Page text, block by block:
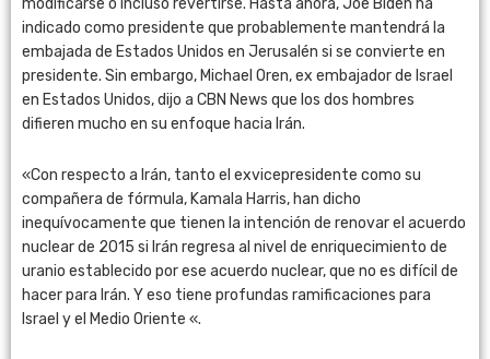
indicado como presidente que probablemente mantendrá la
embajada de Estados Unidos en Jerusalén si se convierte en
presidente. Sin embargo, Michael Oren, ex embajador de Israel
en Estados Unidos, dijo a CBN News que los dos hombres
difieren mucho en su enfoque hacia Irán.
«Con respecto a Irán, tanto el exvicepresidente como su
compañera de fórmula, Kamala Harris, han dicho
inequívocamente que tienen la intención de renovar el acuerdo
nuclear de 2015 si Irán regresa al nivel de enriquecimiento de
uranio establecido por ese acuerdo nuclear, que no es difícil de
hacer para Irán. Y eso tiene profundas ramificaciones para
Israel y el Medio Oriente «.